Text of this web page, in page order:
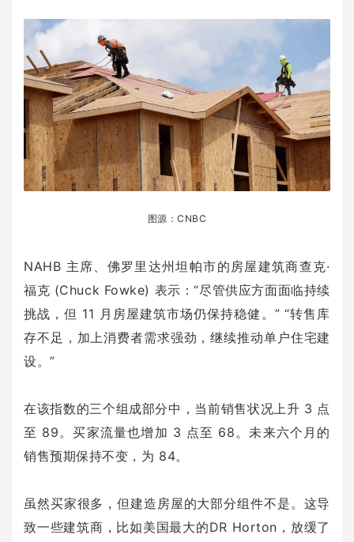
图源：CNBC
NAHB 主席、佛罗里达州坦帕市的房屋建筑商查克·
福克 (Chuck Fowke) 表示：“尽管供应方面面临持续
挑战，但 11 月房屋建筑市场仍保持稳健。” “转售库
存不足，加上消费者需求强劲，继续推动单户住宅建
设。”
在该指数的三个组成部分中，当前销售状况上升 3 点
至 89。买家流量也增加 3 点至 68。未来六个月的
销售预期保持不变，为 84。
虽然买家很多，但建造房屋的大部分组件不是。这导
致一些建筑商，比如美国最大的DR Horton，放缓了